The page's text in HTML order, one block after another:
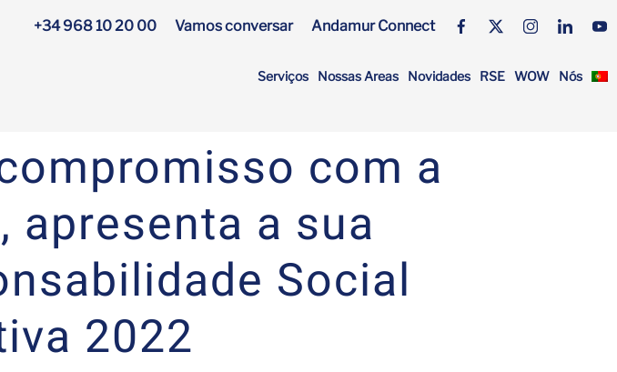
Serviços Nossas Areas Novidades RSE WOW Nós
+34 968 10 20 00 Vamos conversar Andamur Connect
com a
a sua
Social
2022